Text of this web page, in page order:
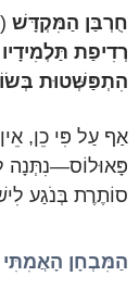
חֻרְבַּן הַמִּקְדָּשׁ (
רְדִיפַת תַּלְמִידָיו
הִתְפַּשְּׁטוּת
אַף עַל פִּי כֵן,
פָּאוּלוֹס—נִתְּנָה
סוֹתֶרֶת בְּנֹגַע
הַמִּבְחָן הָאֲמִתִּי